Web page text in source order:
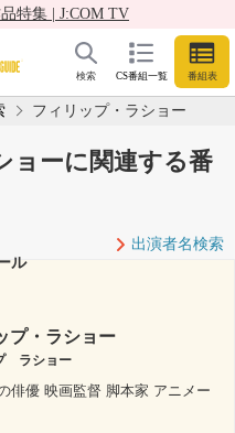
特集 | J:COM TV
CS番組一覧 番組表
検索
フィリップ・ラショー
ョーに関連する番
出演者名検索
ル
プ・ラショー
ラショー
俳優 映画監督 脚本家 アニメー